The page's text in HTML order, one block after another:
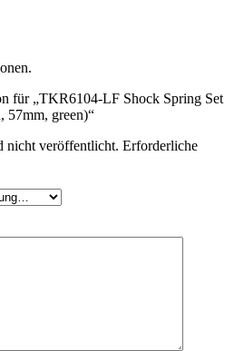
für „TKR6104-LF Shock Spring Set
57mm, green)“
nicht veröffentlicht. Erforderliche